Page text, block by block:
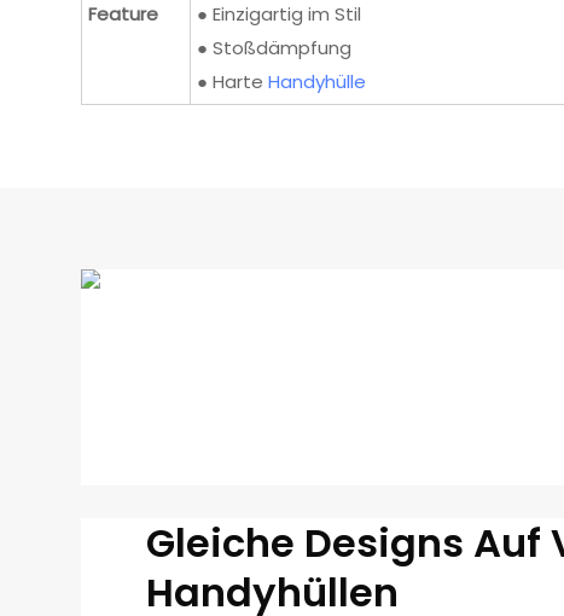
Feature
● Einzigartig im Stil
● Stoßdämpfung
● Harte Handyhülle
Gleiche Designs Auf
Handyhüllen